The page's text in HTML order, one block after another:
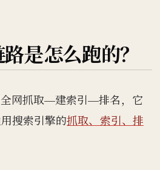
是怎么跑的？
全网抓取—建索引—排名，它
搜索引擎的抓取、索引、排